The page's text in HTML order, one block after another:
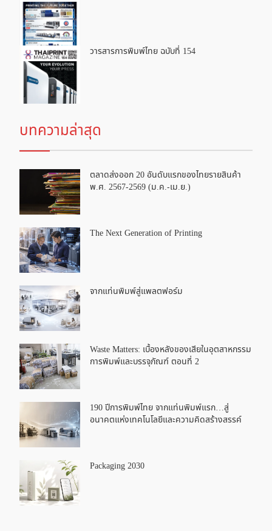
วารสารการพิมพ์ไทย ฉบับที่ 154
บทความล่าสุด
ตลาดส่งออก 20 อันดับแรกของไทยรายสินค้า
พ.ศ. 2567-2569 (ม.ค.-เม.ย.)
The Next Generation of Printing
จากแท่นพิมพ์สู่แพลตฟอร์ม
Waste Matters: เบื้องหลังของเสียในอุตสาหกรรม
การพิมพ์และบรรจุภัณฑ์ ตอนที่ 2
190 ปีการพิมพ์ไทย จากแท่นพิมพ์แรก…สู่
อนาคตแห่งเทคโนโลยีและความคิดสร้างสรรค์
Packaging 2030